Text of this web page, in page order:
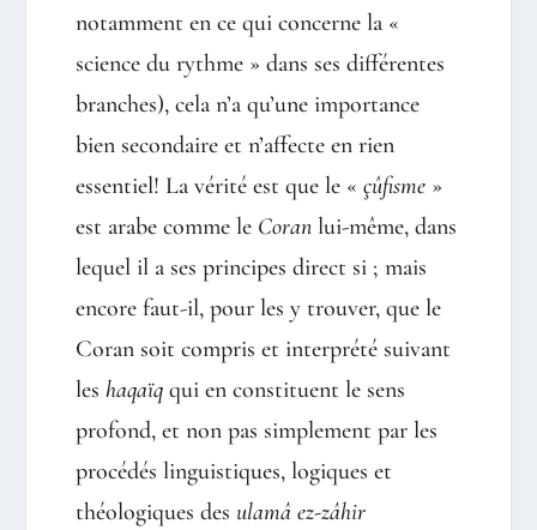
notamment en ce qui concerne la «
science du rythme » dans ses différentes
branches), cela n’a qu’une importance
bien secondaire et n’affecte en rien
essentiel! La vérité est que le « çûfisme»
est arabe comme le Coranlui-même, dans
lequel il a ses principes direct si ; mais
encore faut-il, pour les y trouver, que le
Coran soit compris et interprété suivant
les haqaïqqui en constituent le sens
profond, et non pas simplement par les
procédés linguistiques, logiques et
théologiques des ulamâ ez-zâhir